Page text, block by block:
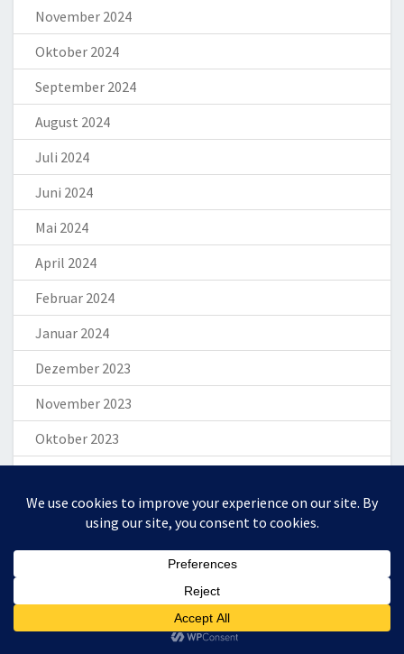
November 2024
Oktober 2024
September 2024
August 2024
Juli 2024
Juni 2024
Mai 2024
April 2024
Februar 2024
Januar 2024
Dezember 2023
November 2023
Oktober 2023
August 2023
Zum Ändern Ihrer Datenschutzeinstellung, z.B. Erteilung oder Widerruf von
Einwilligungen, klicken Sie hier:
EINSTELLUNGEN